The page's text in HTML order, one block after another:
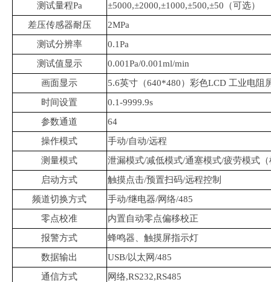
测试量程Pa
±5000,±2000,±1000,±500,±50（可选）
差压传感器耐压
2MPa
测试分辨率
0.1Pa
测试值显示
0.001Pa/0.001ml/min
画面显示
5.6英寸（640*480）彩色LCD 工业电阻
时间设置
0.1-9999.9s
参数通道
64
操作模式
手动/自动/远程
测量模式
泄漏模式/减低模式/通塞模式/疲劳模式
启动方式
触摸点击/预置扫码/远程控制
频道切换方式
手动/继电器/网络/485
零点校准
内置自动零点偏移校正
报警方式
蜂鸣器、触摸屏指示灯
数据输出
USB/以太网/485
通信方式
网络,RS232,RS485